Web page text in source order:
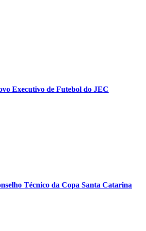
Executivo de Futebol do JEC
Técnico da Copa Santa Catarina